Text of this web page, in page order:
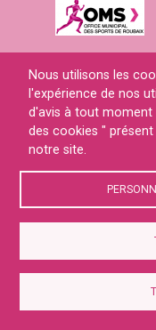
Contact
Nous utilisons les
l'expérience de nos
d'avis à tout moment
des cookies "
notre site.